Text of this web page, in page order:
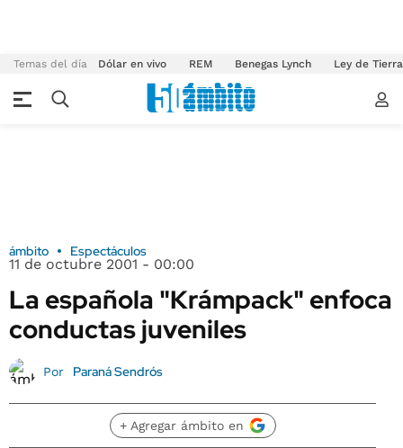
Temas del día Dólar en vivo REM Benegas Lynch Ley de
ámbito Espectáculos
11 de octubre 2001 - 00:00
La española "Krámpack" enfoca
conductas juveniles
Por Paraná Sendrós
+ Agregar ámbito en